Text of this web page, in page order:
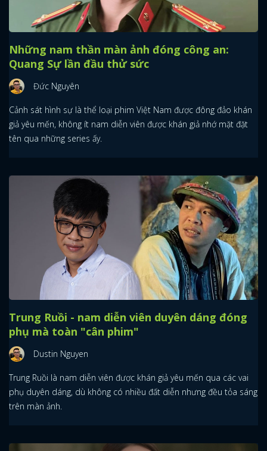
Những nam thần màn ảnh đóng công an:
Quang Sự lần đầu thử sức
Đức Nguyên
Cảnh sát hình sự là thể loại phim Việt Nam được đông đảo khán
giả yêu mến, không ít nam diễn viên được khán giả nhớ mặt đặt
tên qua những series ấy.
Trung Ruồi - nam diễn viên duyên dáng đóng
phụ mà toàn "cân phim"
Dustin Nguyen
Trung Ruồi là nam diễn viên được khán giả yêu mến qua các vai
phụ duyên dáng, dù không có nhiều đất diễn nhưng đều tỏa sáng
trên màn ảnh.